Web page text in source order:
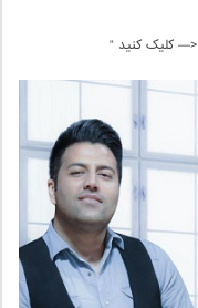
<— کلیک کنید “